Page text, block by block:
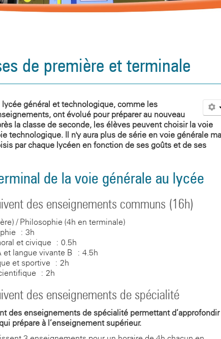
de première et terminale
lycée général et technologique, comme les
ont évolué pour préparer au nouveau
la classe de seconde, les élèves peuvent choisir la voie
technologique. Il n'y aura plus de série en voie générale
par chaque lycéen en fonction de ses goûts et de ses
de la voie générale au lycée
des enseignements communs (16h)
/ Philosophie (4h en terminale)
: 3h
et civique : 0.5h
et langue vivante B : 4.5h
et sportive : 2h
: 2h
des enseignements de spécialité
des enseignements de spécialité permettant d’approfondir
prépare à l’enseignement supérieur.